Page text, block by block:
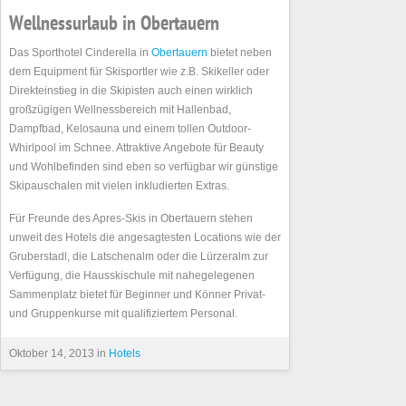
Wellnessurlaub in Obertauern
Das Sporthotel Cinderella in Obertauern bietet neben
dem Equipment für Skisportler wie z.B. Skikeller oder
Direkteinstieg in die Skipisten auch einen wirklich
großzügigen Wellnessbereich mit Hallenbad,
Dampfbad, Kelosauna und einem tollen Outdoor-
Whirlpool im Schnee. Attraktive Angebote für Beauty
und Wohlbefinden sind eben so verfügbar wir günstige
Skipauschalen mit vielen inkludierten Extras.
Für Freunde des Apres-Skis in Obertauern stehen
unweit des Hotels die angesagtesten Locations wie der
Gruberstadl, die Latschenalm oder die Lürzeralm zur
Verfügung, die Hausskischule mit nahegelegenen
Sammenplatz bietet für Beginner und Könner Privat-
und Gruppenkurse mit qualifiziertem Personal.
Oktober 14, 2013 in Hotels